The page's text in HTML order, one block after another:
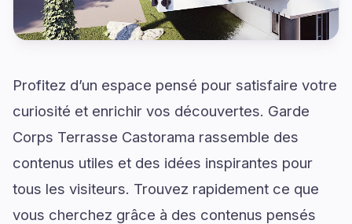
Profitez d’un espace pensé pour satisfaire votre
curiosité et enrichir vos découvertes. Garde
Corps Terrasse Castorama rassemble des
contenus utiles et des idées inspirantes pour
tous les visiteurs. Trouvez rapidement ce que
vous cherchez grâce à des contenus pensés